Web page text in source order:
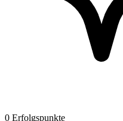
0 Erfolgspunkte